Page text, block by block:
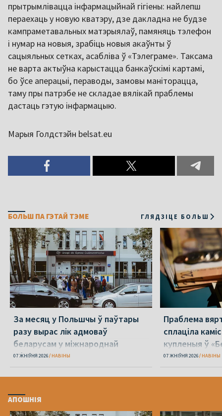
прытрымлівацца інфармацыйнай гігіены: найлепш
пераехаць у новую кватэру, дзе дакладна не будзе
кампраметавальных матэрыялаў, памяняць тэлефон
і нумар на новыя, зрабіць новыя акаўнты ў
сацыяльных сетках, асабліва ў «Тэлеграме». Таксама
не варта актыўна карыстацца банкаўскімі картамі,
бо ўсе аперацыі, пераводы, замовы маніторацца,
таму пры патрэбе не складае вялікай праблемы
дастаць гэтую інфармацыю.
Марыя Голдстэйн belsat.eu
БОЛЬШ ПА ГЭТАЙ ТЭМЕ ГЛЯДЗІЦЕ БОЛЬШ
За месяц у Польшчы ў паўтары
разу вырас лік адмоваў
беларусам у міжнароднай
абароне
07 ЖНІЎНЯ 2026 НАВІНЫ
Праблема
сплаціла
купленыя ў
07 ЖНІЎНЯ 2026 НАВІНЫ
АПОШНІЯ